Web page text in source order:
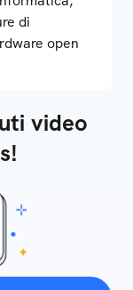
di
open
video